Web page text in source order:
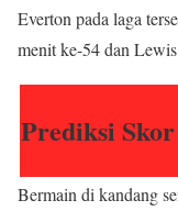
Everton pada laga
menit ke-54 dan
Prediksi
Bermain di kandang